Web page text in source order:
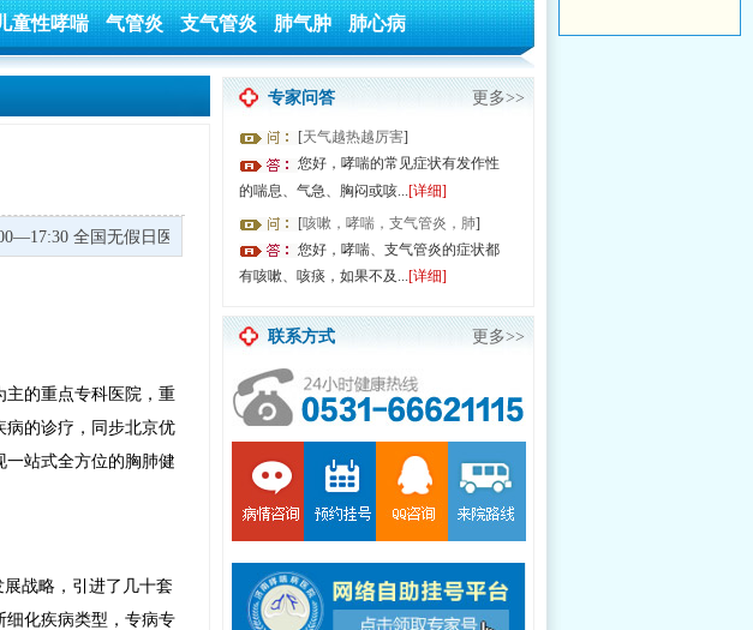
童性哮喘 气管炎 支气管炎 肺气肿 肺心病
全国无假日医院 由于就诊人数过多，请提前预约节省排队时间！
主的重点专科医院，重
病的诊疗，同步北京优
站式全方位的胸肺健
战略，引进了几十套
细化疾病类型，专病专
专家问答 更多>>
[天气越热越厉害]
您好，哮喘的常见症状有发作性
的喘息、气急、胸闷或咳... [详细]
[咳嗽，哮喘，支气管炎，肺]
您好，哮喘、支气管炎的症状都
有咳嗽、咳痰，如果不及...[详细]
联系方式 更多>>